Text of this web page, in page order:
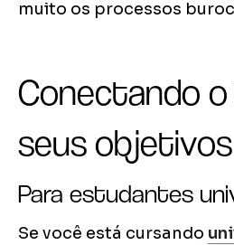
muito os processos
Conectando
seus objetivos
Para estudantes
Se você está cursando